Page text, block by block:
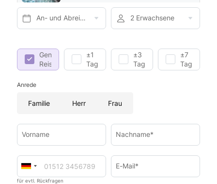
An- und Abreise* 2 Erwachsene
Genaue
Reisedaten
±1
Tag
±3
Tage
±7
Tage
Anrede
Familie Herr Frau
Vorname Nachname*
für evtl. Rückfragen
E-Mail*